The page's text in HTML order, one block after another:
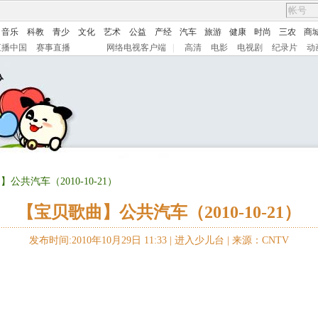
音乐 科教 青少 文化 艺术 公益 产经 汽车 旅游 健康 时尚 三农
商
中国
赛事直播 网络电视客户端 高清 电影 电视剧 纪录片 动
公共汽车（2010-10-21）
【宝贝歌曲】公共汽车（2010-10-21）
发布时间:2010年10月29日 11:33 | 进入少儿台 来源：CNTV